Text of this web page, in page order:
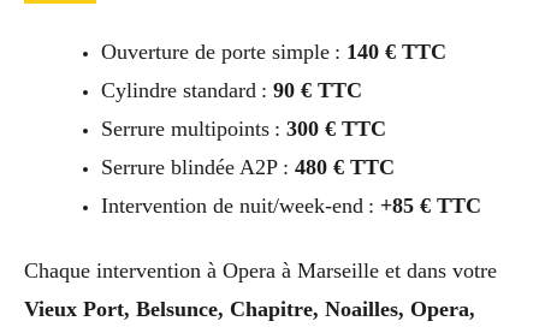
Ouverture de porte simple : 140 € TTC
Cylindre standard : 90 € TTC
Serrure multipoints : 300 € TTC
Serrure blindée A2P : 480 € TTC
Intervention de nuit/week-end : +85 € TTC
Chaque intervention à Opera à Marseille et dans votre
Vieux Port, Belsunce, Chapitre, Noailles, Opera,